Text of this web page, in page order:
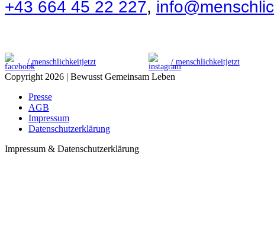
+43 664 45 22 227,
/ menschlichkeitjetzt / menschlichkeitjetzt
Copyright 2026 | Bewusst Gemeinsam Leben
Presse
AGB
Impressum
Datenschutzerklärung
Impressum & Datenschutzerklärung